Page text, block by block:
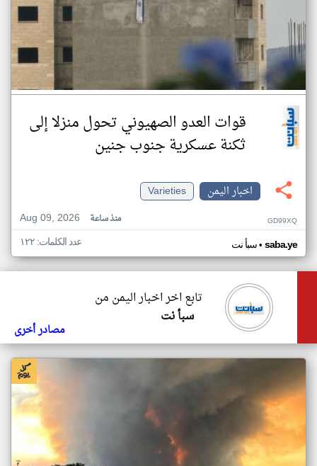
قوات العدو الصهيوني تحول منزلا إلى
ثكنة عسكرية جنوب جنين
اخبار اليمن
Varieties
Aug 09, 2026
منذ ساعة GD99XQ
سبأ نت• saba.ye عدد الكلمات: ١٢٢
تابع اخر اخبار اليمن من
سبأ نت
مصادر أخرى